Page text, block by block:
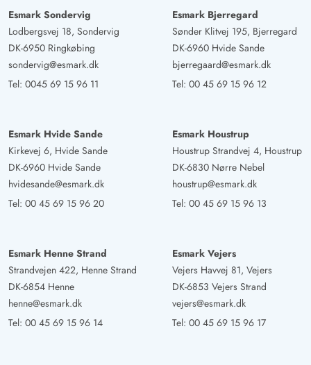
Esmark Sondervig
Lodbergsvej 18, Sondervig
DK-6950 Ringkøbing
sondervig@esmark.dk
Tel: 0045 69 15 96 11
Esmark Bjerregard
Sønder Klitvej 195, Bjerregard
DK-6960 Hvide Sande
bjerregaard@esmark.dk
Tel: 00 45 69 15 96 12
Esmark Hvide Sande
Kirkevej 6, Hvide Sande
DK-6960 Hvide Sande
hvidesande@esmark.dk
Tel: 00 45 69 15 96 20
Esmark Houstrup
Houstrup Strandvej 4, Houstrup
DK-6830 Nørre Nebel
houstrup@esmark.dk
Tel: 00 45 69 15 96 13
Esmark Henne Strand
Strandvejen 422, Henne Strand
DK-6854 Henne
henne@esmark.dk
Tel: 00 45 69 15 96 14
Esmark Vejers
Vejers Havvej 81, Vejers
DK-6853 Vejers Strand
vejers@esmark.dk
Tel: 00 45 69 15 96 17